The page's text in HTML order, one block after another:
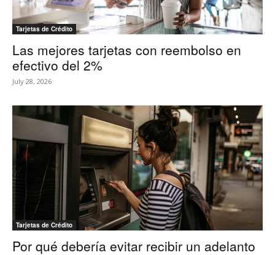
Tarjetas de Crédito
Las mejores tarjetas con reembolso en
efectivo del 2%
July 28, 2026
Tarjetas de Crédito
Por qué debería evitar recibir un adelanto